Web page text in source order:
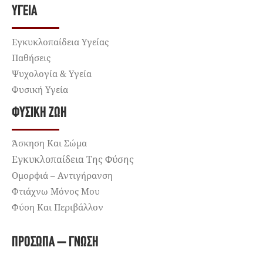
ΥΓΕΊΑ
Εγκυκλοπαίδεια Υγείας
Παθήσεις
Ψυχολογία & Υγεία
Φυσική Υγεία
ΦΥΣΙΚΉ ΖΩΉ
Άσκηση Και Σώμα
Εγκυκλοπαίδεια Της Φύσης
Ομορφιά – Αντιγήρανση
Φτιάχνω Μόνος Μου
Φύση Και Περιβάλλον
ΠΡΌΣΩΠΑ – ΓΝΏΣΗ